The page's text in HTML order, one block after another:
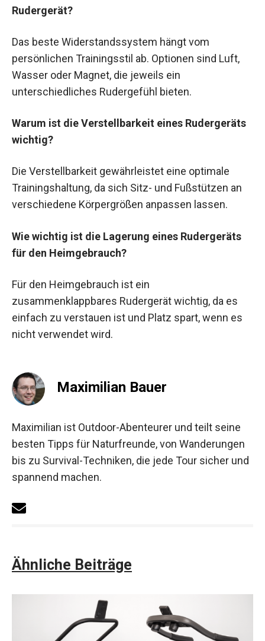
Rudergerät?
Das beste Widerstandssystem hängt vom
persönlichen Trainingsstil ab. Optionen sind Luft,
Wasser oder Magnet, die jeweils ein
unterschiedliches Rudergefühl bieten.
Warum ist die Verstellbarkeit eines Rudergeräts
wichtig?
Die Verstellbarkeit gewährleistet eine optimale
Trainingshaltung, da sich Sitz- und Fußstützen an
verschiedene Körpergrößen anpassen lassen.
Wie wichtig ist die Lagerung eines Rudergeräts
für den Heimgebrauch?
Für den Heimgebrauch ist ein
zusammenklappbares Rudergerät wichtig, da es
einfach zu verstauen ist und Platz spart, wenn es
nicht verwendet wird.
Maximilian Bauer
Maximilian ist Outdoor-Abenteurer und teilt seine
besten Tipps für Naturfreunde, von Wanderungen
bis zu Survival-Techniken, die jede Tour sicher und
spannend machen.
Ähnliche Beiträge